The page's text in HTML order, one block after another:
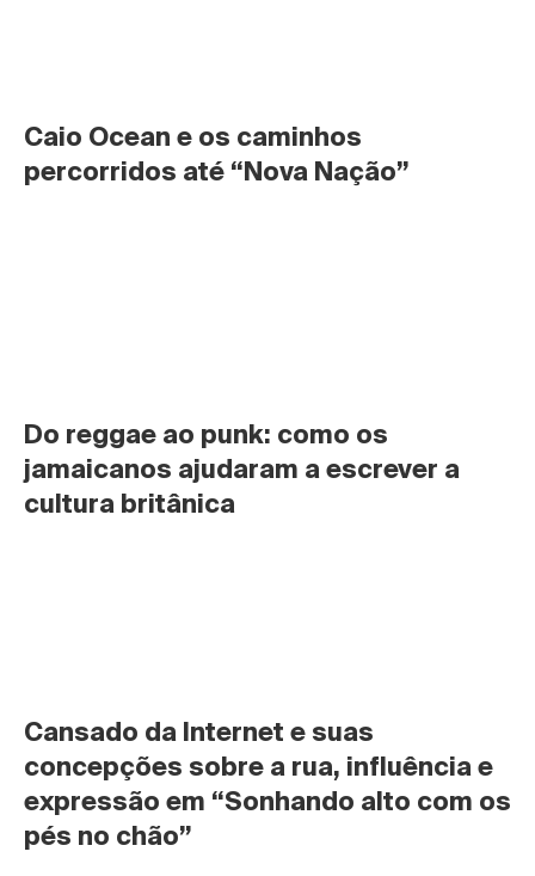
Caio Ocean e os caminhos
percorridos até “Nova Nação”
Do reggae ao punk: como os
jamaicanos ajudaram a escrever a
cultura britânica
Cansado da Internet e suas
concepções sobre a rua, influência e
expressão em “Sonhando alto com os
pés no chão”